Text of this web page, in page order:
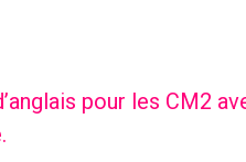
pour les CM2